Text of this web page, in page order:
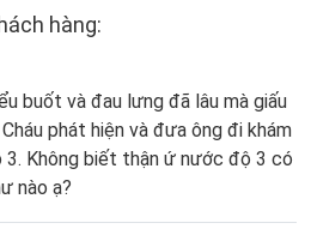
hàng:
buốt và đau lưng đã lâu mà giấu
phát hiện và đưa ông đi khám
Không biết thận ứ nước độ 3 có
nào ạ?